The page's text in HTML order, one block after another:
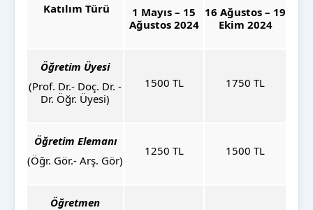
Katılım Türü
1 Mayıs – 15
Ağustos 2024
16 Ağustos – 19
Ekim 2024
Öğretim Üyesi
(Prof. Dr.- Doç. Dr. -
Dr. Öğr. Üyesi)
1500 TL 1750 TL
Öğretim Elemanı
(Öğr. Gör.- Arş. Gör)
1250 TL 1500 TL
Öğretmen